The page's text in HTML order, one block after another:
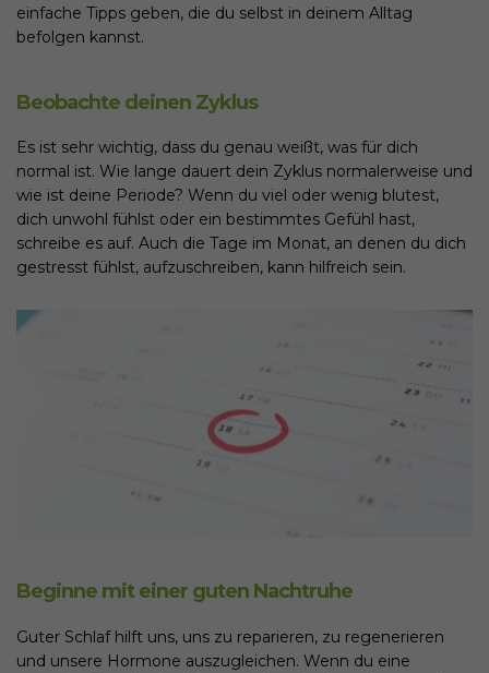
einfache Tipps geben, die du selbst in deinem Alltag
befolgen kannst.
Beobachte deinen Zyklus
Es ist sehr wichtig, dass du genau weißt, was für dich
normal ist. Wie lange dauert dein Zyklus normalerweise und
wie ist deine Periode? Wenn du viel oder wenig blutest,
dich unwohl fühlst oder ein bestimmtes Gefühl hast,
schreibe es auf. Auch die Tage im Monat, an denen du dich
gestresst fühlst, aufzuschreiben, kann hilfreich sein.
Beginne mit einer guten Nachtruhe
Guter Schlaf hilft uns, uns zu reparieren, zu regenerieren
und unsere Hormone auszugleichen. Wenn du eine